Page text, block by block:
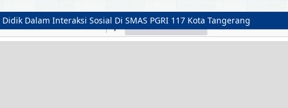
Dalam Interaksi Sosial Di SMAS PGRI 117 Kota Tangerang